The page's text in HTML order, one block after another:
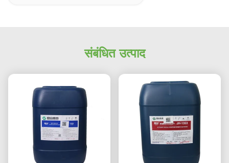
संबंधित उत्पाद